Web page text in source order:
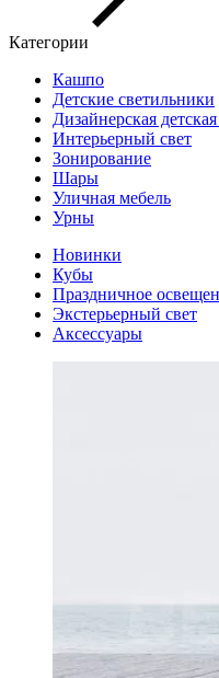
Категории
Кашпо
Детские светильники
Дизайнерская
Интерьерный свет
Зонирование
Шары
Уличная мебель
Урны
Новинки
Кубы
Праздничное
Экстерьерный свет
Аксессуары